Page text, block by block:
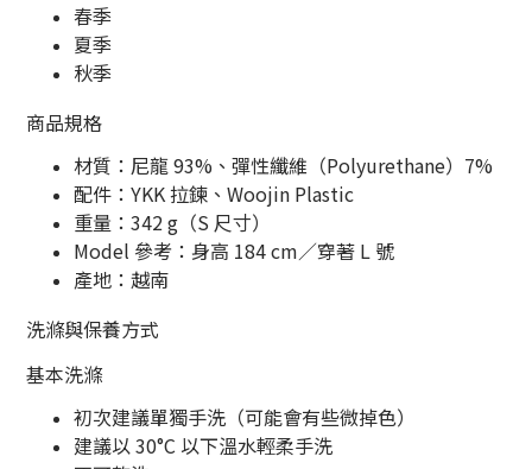
春季
夏季
秋季
商品規格
材質：尼龍 93%、彈性纖維（Polyurethane）7%
配件：YKK 拉鍊、Woojin Plastic
重量：342 g（S 尺寸）
Model 參考：身高 184 cm／穿著 L 號
產地：越南
洗滌與保養方式
基本洗滌
初次建議單獨手洗（可能會有些微掉色）
建議以 30°C 以下溫水輕柔手洗